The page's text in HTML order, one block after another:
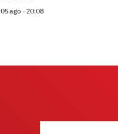
05 ago - 20:08